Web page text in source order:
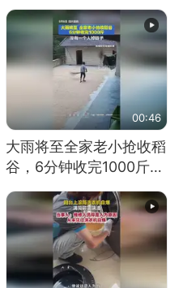
没有
00:46
大雨将至全家老小抢收稻
谷，6分钟收完1000斤，
没有一个人掉链子